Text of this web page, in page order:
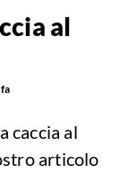
al
caccia al
articolo